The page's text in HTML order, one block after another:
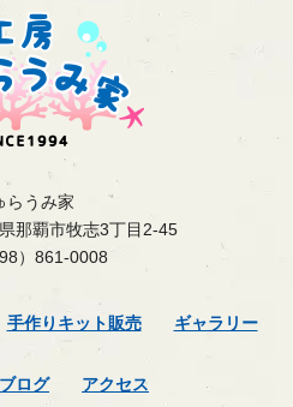
らうみ家
那覇市牧志3丁目2-45
）861-0008
手作りキット販売 ギャラリー
ブログ アクセス